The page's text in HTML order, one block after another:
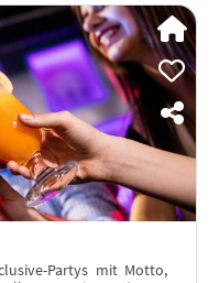
Partys mit Motto,